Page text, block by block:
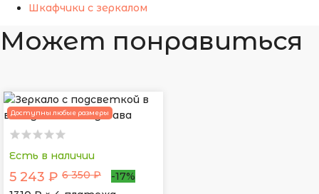
Шкафчики с зеркалом
Может понравиться
Доступны любые размеры
Есть в наличии
5 243 ₽ 6 350 ₽
-17%